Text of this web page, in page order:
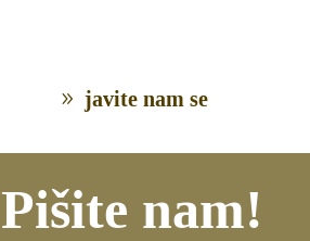
javite nam se
Pišite nam!